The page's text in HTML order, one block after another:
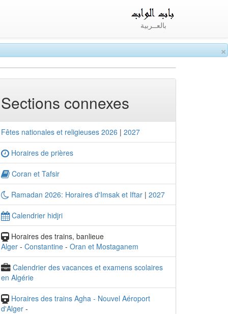
×
بالعــربية
Sections connexes
Fêtes nationales et religieuses 2026 | 2027
Horaires de prières
Coran et Tafsir
Ramadan 2026: Horaires d'Imsak et Iftar | 2027
Calendrier hidjri
Horaires des trains, banlieue
Alger - Constantine - Oran et Mostaganem
Calendrier des vacances et examens scolaires
en Algérie
Horaires des trains Agha - Nouvel Aéroport
d'Alger -